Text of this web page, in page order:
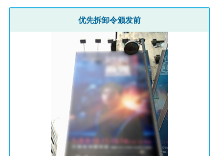
优先拆卸令颁发前